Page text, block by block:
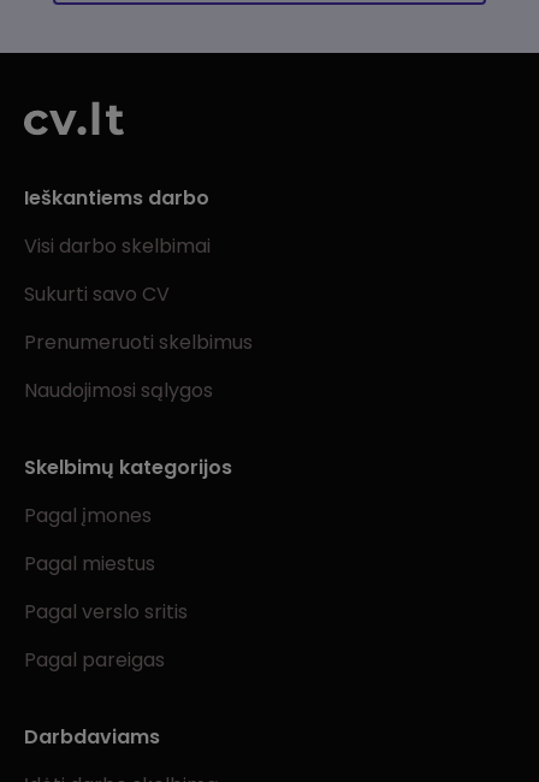
Ieškantiems darbo
Visi darbo skelbimai
Sukurti savo CV
Prenumeruoti skelbimus
Naudojimosi sąlygos
Skelbimų kategorijos
Pagal įmones
Pagal miestus
Pagal verslo sritis
Pagal pareigas
Darbdaviams